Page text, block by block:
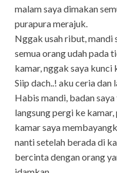
malam saya dimakan
purapura merajuk.
Nggak usah ribut, mandi
semua orang udah pada
kamar, nggak saya
Siip dach..! aku ceria dan
Habis mandi, badan
langsung pergi ke
kamar saya
nanti setelah berada di
bercinta dengan orang